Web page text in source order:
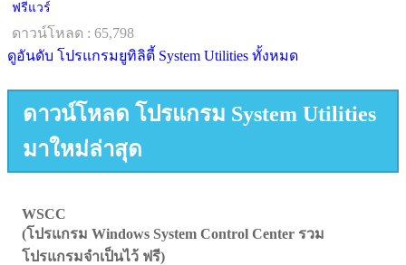
ฟรีแวร์
ดาวน์โหลด : 65,798
ดูอันดับ โปรแกรมยูทิลิตี้ System Utilities ทั้งหมด
ดาวน์โหลด โปรแกรม System Utilities
มาใหม่ล่าสุด
WSCC
(โปรแกรม Windows System Control Center รวม
โปรแกรมจำเป็นไว้ ฟรี)